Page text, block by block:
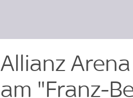
Allianz
am "Franz-